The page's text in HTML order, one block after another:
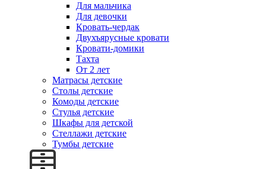
Для мальчика
Для девочки
Кровать-чердак
Двухъярусные кровати
Кровати-домики
Тахта
От 2 лет
Матрасы детские
Столы детские
Комоды детские
Стулья детские
Шкафы для детской
Стеллажи детские
Тумбы детские